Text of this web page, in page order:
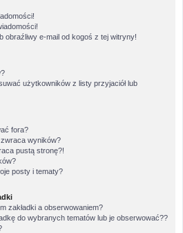
obraźliwy e-mail od kogoś z tej witryny!
użytkowników z listy przyjaciół lub
fora?
wyników?
pustą stronę?!
posty i tematy?
zakładki a obserwowaniem?
do wybranych tematów lub je obserwować??